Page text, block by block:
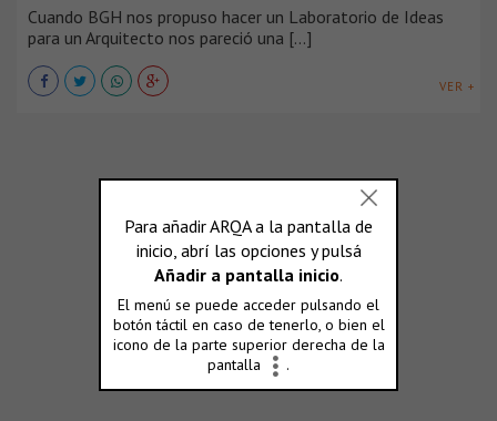
Cuando BGH nos propuso hacer un Laboratorio de Ideas
para un Arquitecto nos pareció una [...]
VER +